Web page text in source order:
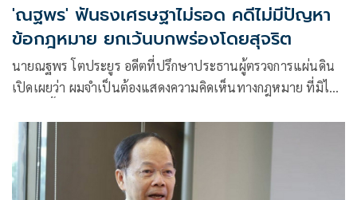
'ณฐพร' ฟันธงเศรษฐาไม่รอด คดีไม่มีปัญหา
ข้อกฎหมาย ยกเว้นบกพร่องโดยสุจริต
นายณฐพร โตประยูร อดีตที่ปรึกษาประธานผู้ตรวจการแผ่นดิน
เปิดเผยว่า ผมจำเป็นต้องแสดงความคิดเห็นทางกฎหมาย ที่มิได้มี
รัฐธรรมนูญ และข้อเท็จจริงพยานหลักฐาน”